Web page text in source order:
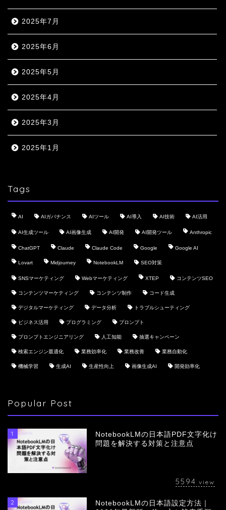
2025年7月
2025年6月
2025年5月
2025年4月
2025年3月
2025年1月
Tags
AI AIガバナンス AIツール AI導入 AI技術 AI活用
AI生成ツール AI画像生成 AI開発 AI開発ツール Anthropic
ChatGPT Claude Claude Code Google Google AI
Lovart Midjourney NotebookLM SEO対策
SNSマーケティング Webマーケティング XTEP コンテンツSEO
コンテンツマーケティング コンテンツ制作 コード生成
デジタルマーケティング データ分析 トラブルシューティング
ビジネス活用 プログラミング プロンプト
プロンプトエンジニアリング 人工知能 抽選キャンペーン
検索エンジン最適化 業務効率化 業務改善 業務自動化
機械学習 生成AI 生産性向上 画像生成AI 開発効率化
Popular Post
1
NotebookLMの日本語PDF文字化け
問題を解決する対策と注意点
5594 view
2
NotebookLMの日本語設定方法｜